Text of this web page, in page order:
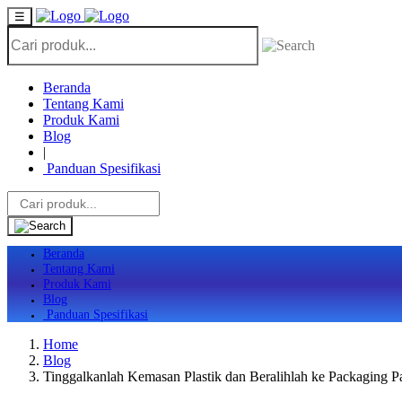
☰
Beranda
Tentang Kami
Produk Kami
Blog
|
Panduan Spesifikasi
Beranda
Tentang Kami
Produk Kami
Blog
Panduan Spesifikasi
Home
Blog
Tinggalkanlah Kemasan Plastik dan Beralihlah ke Packaging